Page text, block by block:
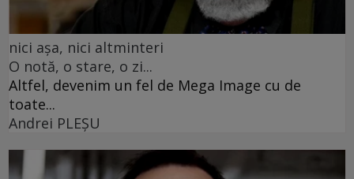
nici așa, nici altminteri
O notă, o stare, o zi...
Altfel, devenim un fel de Mega Image cu de
toate...
Andrei PLEŞU